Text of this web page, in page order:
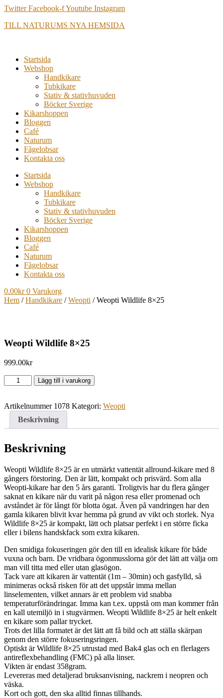
Hoppa
innehåll
Twitter Facebook-fYoutube Instagram
TILL NATURUMS NYA HEMSIDA
Startsida
Webshop
Handkikare
Tubkikare
Stativ & stativhuvuden
Böcker Sverige
Kikarshoppen
Bloggen
Café
Naturum
Fågelobsar
Kontakta oss
Startsida
Webshop
Handkikare
Tubkikare
Stativ & stativhuvuden
Böcker Sverige
Kikarshoppen
Bloggen
Café
Naturum
Fågelobsar
Kontakta oss
0.00kr 0 Varukorg
Hem /Handkikare /Weopti / Weopti Wildlife 8×25
Weopti Wildlife 8×25
999.00kr
Weopti
Wildlife
mängd
Lägg till i varukorg
Artikelnummer 1078 Kategori: Weopti
Beskrivning
Beskrivning
Weopti Wildlife 8×25 är en utmärkt vattentät allround-kikare med 8
gångers förstoring. Den är lätt, kompakt och prisvärd. Som alla
Weopti-kikare har den 5 års garanti. Troligtvis har du flera gånger
saknat en kikare när du varit på någon resa eller promenad och
avståndet är för långt för blotta ögat. Även på vandringen har den
gamla kikaren blivit kvar hemma på grund av vikt och storlek. Nya
Wildlife 8×25 är kompakt, lätt och platsar perfekt i en större ficka
eller i bilens handskfack som extra kikaren.
Den smidiga fokuseringen gör den till en idealisk kikare för både
vuxna och barn. De vridbara ögonmusslorna gör det lätt att välja om
man vill titta med eller utan glasögon.
Tack vare att kikaren är vattentät (1m – 30min) och gasfylld, så
minimeras också risken för att det uppstår imma mellan
linselementen, vilket annars är ett problem vid snabba
temperaturförändringar. Imma kan t.ex. uppstå om man kommer från
en kall utemiljö in i stugvärmen. Weopti Wildlife 8×25 är helt enkelt
en kikare som pallar trycket.
Trots det lilla formatet är det lätt att få bild och att ställa skärpan
genom den större fokuseringsringen.
Optiskt är Wildlife 8×25 utrustad med Bak4 glas och en flerlagers
antireflexbehandling (FMC) på alla linser.
Vikten är endast 358gram.
Levereras med detaljerad bruksanvisning, nackrem i neopren och
väska.
Kort och gott, den ska alltid finnas tillhands.